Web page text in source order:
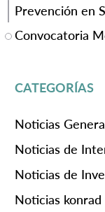
Prevención en
Convocatoria
CATEGORÍAS
Noticias
Noticias de
Noticias de
Noticias